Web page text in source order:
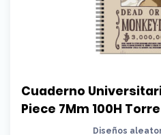
Cuaderno
Piece 7Mm 100H Torre
Diseños